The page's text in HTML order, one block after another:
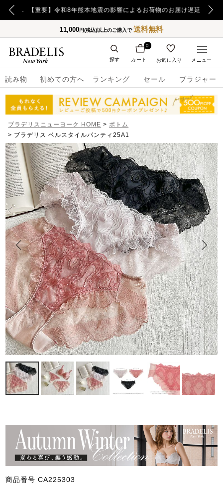
【重要】日本郵便の障害による配送への影響についてのお詫び 【重要】令和8年熊本地震の影響によるお荷物のお届け遅延について
11,000円(税込)以上のご購入で送料無料
読み物 初めての方へ ランキング セール ブラジャー
カート
0
お気に入り
探す メニュー
ブラデリスニューヨーク HOME
ボトム
ブラデリス ベルスタイルパンティ25A1
商品番号 CA225303